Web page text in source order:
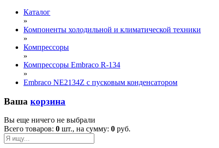
Каталог
»
Компоненты холодильной и климатической техники
»
Компрессоры
»
Компрессоры Embraco R-134
»
Embraco NE2134Z с пусковым конденсатором
Ваша корзина
Вы еще ничего не выбрали
Всего товаров: 0 шт., на сумму: 0 руб.